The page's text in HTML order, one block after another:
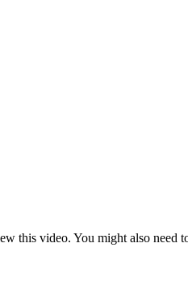
this video. You might also need